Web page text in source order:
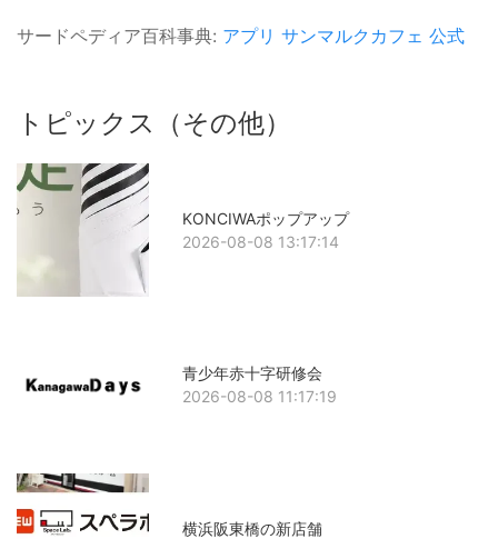
サードペディア百科事典: アプリ サンマルクカフェ 公式
トピックス（その他）
KONCIWAポップアップ
2026-08-08 13:17:14
青少年赤十字研修会
2026-08-08 11:17:19
横浜阪東橋の新店舗